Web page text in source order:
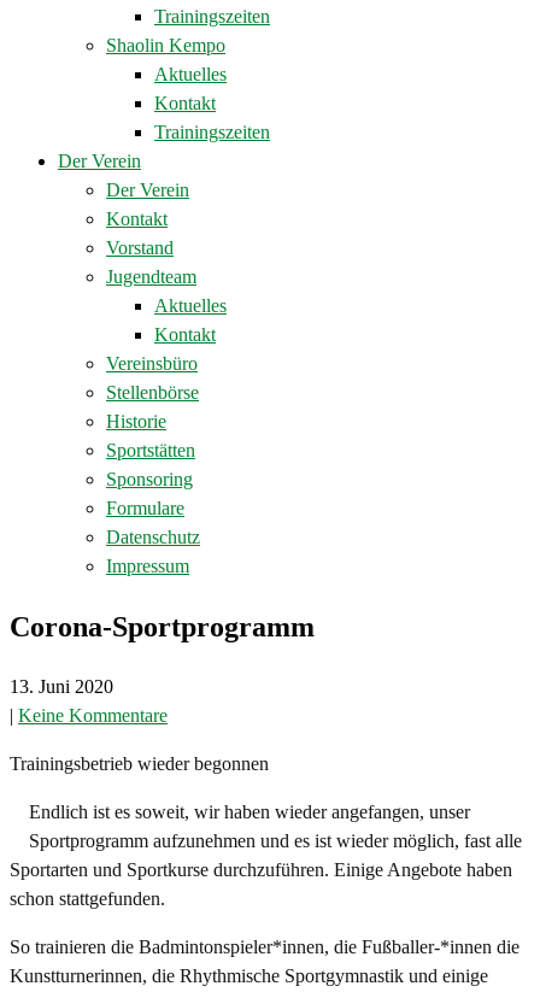
Trainingszeiten
Shaolin Kempo
Aktuelles
Kontakt
Trainingszeiten
Der Verein
Der Verein
Kontakt
Vorstand
Jugendteam
Aktuelles
Kontakt
Vereinsbüro
Stellenbörse
Historie
Sportstätten
Sponsoring
Formulare
Datenschutz
Impressum
Corona-Sportprogramm
13. Juni 2020
| Keine Kommentare
Trainingsbetrieb wieder begonnen
Endlich ist es soweit, wir haben wieder angefangen, unser
Sportprogramm aufzunehmen und es ist wieder möglich, fast alle
Sportarten und Sportkurse durchzuführen. Einige Angebote haben
schon stattgefunden.
So trainieren die Badmintonspieler*innen, die Fußballer-*innen die
Kunstturnerinnen, die Rhythmische Sportgymnastik und einige